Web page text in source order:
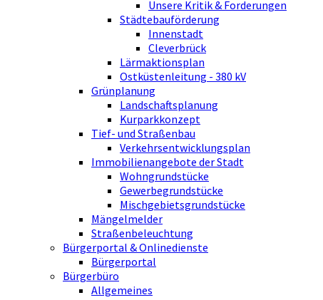
Unsere Kritik & Forderungen
Städtebauförderung
Innenstadt
Cleverbrück
Lärmaktionsplan
Ostküstenleitung - 380 kV
Grünplanung
Landschaftsplanung
Kurparkkonzept
Tief- und Straßenbau
Verkehrsentwicklungsplan
Immobilienangebote der Stadt
Wohngrundstücke
Gewerbegrundstücke
Mischgebietsgrundstücke
Mängelmelder
Straßenbeleuchtung
Bürgerportal & Onlinedienste
Bürgerportal
Bürgerbüro
Allgemeines